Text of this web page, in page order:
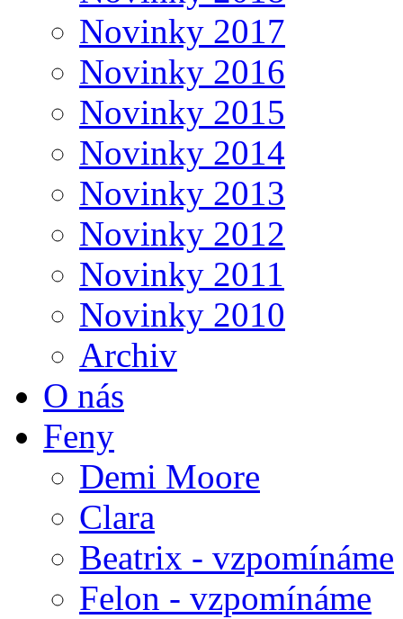
Novinky 2017
Novinky 2016
Novinky 2015
Novinky 2014
Novinky 2013
Novinky 2012
Novinky 2011
Novinky 2010
Archiv
O nás
Feny
Demi Moore
Clara
Beatrix - vzpomínáme
Felon - vzpomínáme